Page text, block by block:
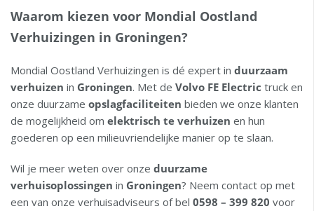
Waarom kiezen voor Mondial Oostland
Verhuizingen in Groningen?
Mondial Oostland Verhuizingen is dé expert in duurzaam
verhuizen in Groningen. Met de Volvo FE Electric truck en
onze duurzame opslagfaciliteiten bieden we onze klanten
de mogelijkheid om elektrisch te verhuizen en hun
goederen op een milieuvriendelijke manier op te slaan.
Wil je meer weten over onze duurzame
verhuisoplossingen in Groningen? Neem contact op met
een van onze verhuisadviseurs of bel 0598 – 399 820 voor